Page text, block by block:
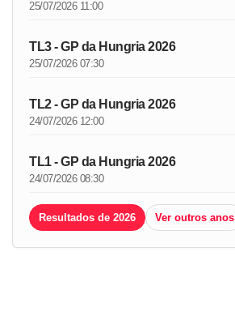
25/07/2026 11:00
TL3 - GP da Hungria 2026
25/07/2026 07:30
TL2 - GP da Hungria 2026
24/07/2026 12:00
TL1 - GP da Hungria 2026
24/07/2026 08:30
Resultados de 2026 Ver outros anos